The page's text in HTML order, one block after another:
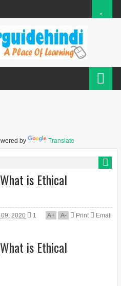
by Translate
is Ethical
2020 1 A+ A- Print Email
is Ethical